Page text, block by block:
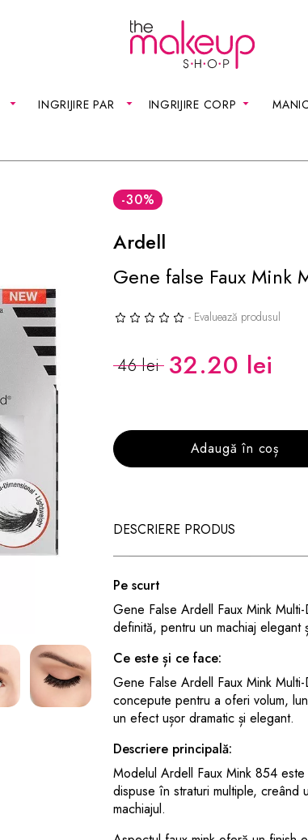
INGRIJIRE PAR INGRIJIRE CORP
-30%
Ardell
Gene false Faux Mink
- Evaluează produsul
46 lei 32.20 lei
Adaugă în coș
DESCRIERE PRODUS
Pe scurt
Gene False Ardell Faux Mink
definită, pentru un machiaj elegant
Ce este și ce face:
Gene False Ardell Faux Mink
concepute pentru a oferi volum,
un efect ușor dramatic și elegant.
Descriere principală:
Modelul Ardell Faux Mink 854
dispuse în straturi multiple,
machiajul.